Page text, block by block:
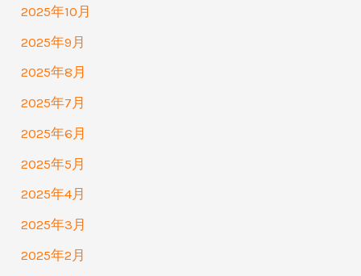
2025年10月
2025年9月
2025年8月
2025年7月
2025年6月
2025年5月
2025年4月
2025年3月
2025年2月